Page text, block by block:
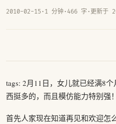
2010-02-15· 1 分钟· 466 字 · 更新于
tags: 2月11日，女儿就已经满8
西挺多的，而且模仿能力特别强！
首先人家现在知道再见和欢迎怎